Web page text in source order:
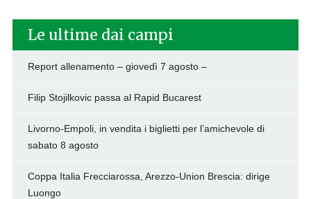
Le ultime dai campi
Report allenamento – giovedì 7 agosto –
Filip Stojilkovic passa al Rapid Bucarest
Livorno-Empoli, in vendita i biglietti per l’amichevole di
sabato 8 agosto
Coppa Italia Frecciarossa, Arezzo-Union Brescia: dirige
Luongo